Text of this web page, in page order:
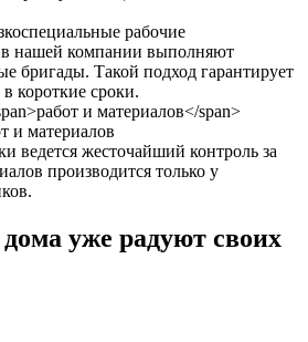
рабочие
нашей компании выполняют
бригады. Такой подход гарантирует
короткие сроки.
и материалов
ведется жесточайший контроль за
производится только у
уже радуют своих